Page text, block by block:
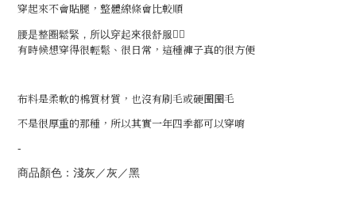
穿起來不會貼腿，整體線條會比較順
腰是整圈鬆緊，所以穿起來很舒服❤️‍🔥
有時候想穿得很輕鬆、很日常，這種褲子真的很方便
布料是柔軟的棉質材質，也沒有刷毛或硬圈圈毛
不是很厚重的那種，所以其實一年四季都可以穿唷
-
商品顏色：淺灰／灰／黑